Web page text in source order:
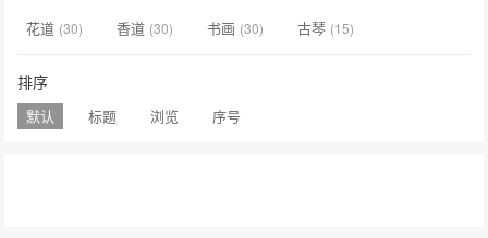
花道 (30) 香道 (30) 书画 (30) 古琴 (15)
排序
默认 标题 浏览 序号